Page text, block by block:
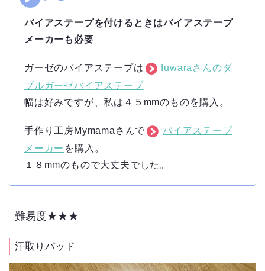
バイアステープを付けるときはバイアステープ
メーカーも必要
ガーゼのバイアステープは
fuwaraさんのダ
ブルガーゼバイアステープ
幅は好みですが、私は４５mmのものを購入。
手作り工房Mymamaさんで
バイアステープ
メーカー を購入。
１８mmのもので大丈夫でした。
難易度★★★
汗取りパッド